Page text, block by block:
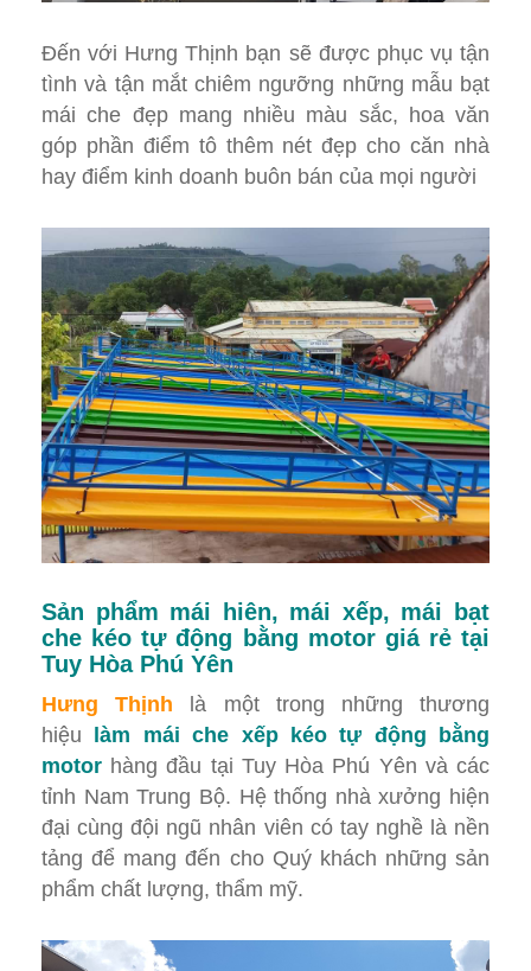
Đến với Hưng Thịnh bạn sẽ được phục vụ tận
tình và tận mắt chiêm ngưỡng những mẫu bạt
mái che đẹp mang nhiều màu sắc, hoa văn
góp phần điểm tô thêm nét đẹp cho căn nhà
hay điểm kinh doanh buôn bán của mọi người
Sản phẩm mái hiên, mái xếp, mái bạt
che kéo tự động bằng motor giá rẻ tại
Tuy Hòa Phú Yên
Hưng Thịnh là một trong những thương
hiệu
làm mái che xếp kéo tự động bằng
motor hàng đầu tại Tuy Hòa Phú Yên và các
tỉnh Nam Trung Bộ. Hệ thống nhà xưởng hiện
đại cùng đội ngũ nhân viên có tay nghề là nền
tảng để mang đến cho Quý khách những sản
phẩm chất lượng, thẩm mỹ.